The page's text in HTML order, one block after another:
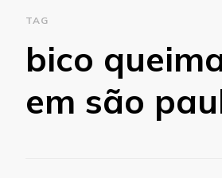
TAG
bico
em são